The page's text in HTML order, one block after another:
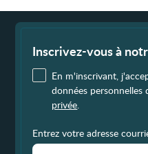
Inscrivez-vous à
En m'inscrivant,
données personnelles
privée
Entrez votre adresse